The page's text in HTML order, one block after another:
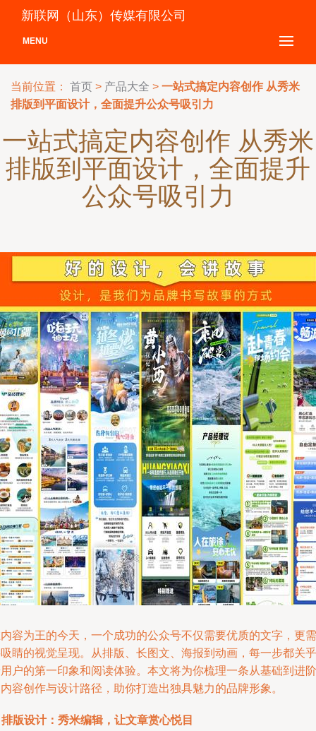
新联网（山东）传媒有限公司
MENU
当前位置： 首页 > 产品大全 > 一站式搞定内容创作 从秀米
排版到平面设计，全面提升公众号吸引力
一站式搞定内容创作 从秀米
排版到平面设计，全面提升
公众号吸引力
容为王的今天，一个成功的公众号不仅需要优质的文字，更需
睛的视觉呈现。从排版、长图文、海报到动画，每一步都关乎
户的第一印象和阅读体验。本文将为你梳理一条从基础到进阶
容创作与设计路径，助你打造出独具魅力的品牌形象。
版设计：秀米编辑，让文章赏心悦目